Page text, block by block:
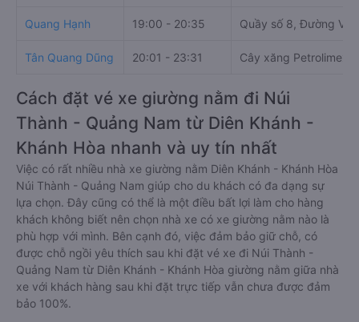
Quang Hạnh 19:00 - 20:35 Quầy số 8, Đường Võ
Tân Quang Dũng 20:01 - 23:31 Cây xăng Petrolimex
Cách đặt vé xe giường nằm đi Núi
Thành - Quảng Nam từ Diên Khánh -
Khánh Hòa nhanh và uy tín nhất
Việc có rất nhiều nhà xe giường nằm Diên Khánh - Khánh Hòa
Núi Thành - Quảng Nam giúp cho du khách có đa dạng sự
lựa chọn. Đây cũng có thể là một điều bất lợi làm cho hàng
khách không biết nên chọn nhà xe có xe giường nằm nào là
phù hợp với mình. Bên cạnh đó, việc đảm bảo giữ chỗ, có
được chỗ ngồi yêu thích sau khi đặt vé xe đi Núi Thành -
Quảng Nam từ Diên Khánh - Khánh Hòa giường nằm giữa nhà
xe với khách hàng sau khi đặt trực tiếp vẫn chưa được đảm
bảo 100%.